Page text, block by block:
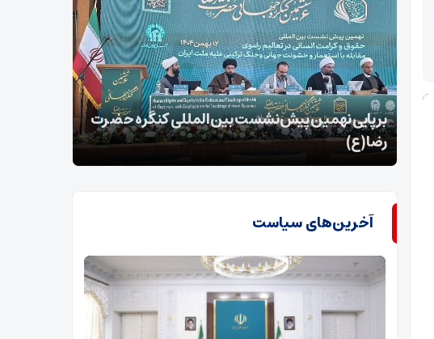
قاچاق حیات‌وحش در استان تهران؛ کشف شیر،
عقاب طلایی و تمساح
آخرین‌های سیاست